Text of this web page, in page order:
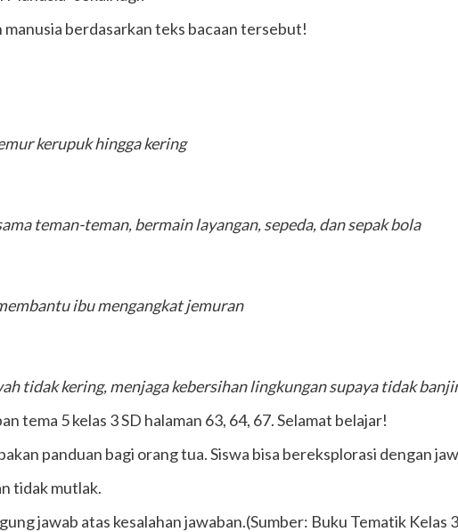
berdasarkan teks bacaan tersebut!
kerupuk hingga kering
teman-teman, bermain layangan, sepeda, dan sepak bola
ibu mengangkat jemuran
tidak kering, menjaga kebersihan lingkungan supaya tidak
tema 5 kelas 3 SD halaman 63, 64, 67. Selamat belajar!
panduan bagi orang tua. Siswa bisa bereksplorasi dengan
tidak mutlak.
jawab atas kesalahan jawaban.(Sumber: Buku Tematik Kelas